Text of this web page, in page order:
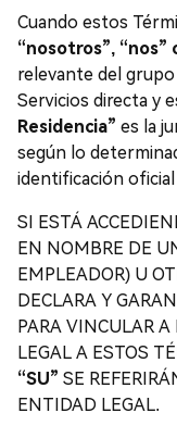
Cuando estos
“nosotros”, “nos”
relevante del
Servicios directa y
Residencia” es la
según lo
identificación oficial
SI ESTÁ
EN NOMBRE DE
EMPLEADOR) U
DECLARA Y
PARA VINCULAR
LEGAL A ESTOS
“SU” SE
ENTIDAD LEGAL.